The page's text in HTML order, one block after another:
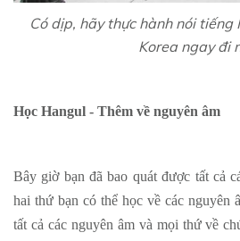
Có dịp, hãy thực hành nói tiếng
Korea ngay đi
Học Hangul - Thêm về nguyên âm
Bây giờ bạn đã bao quát được tất cả
hai thứ bạn có thể học về các nguyên
tất cả các nguyên âm và mọi thứ về